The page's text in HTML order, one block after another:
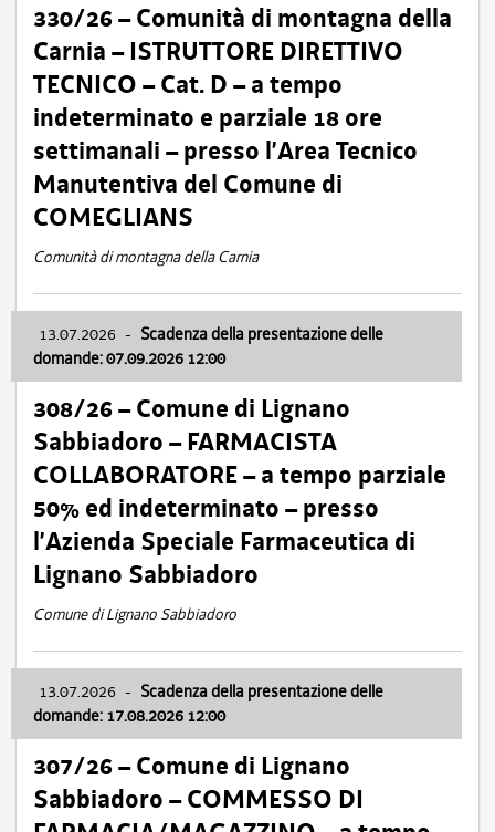
330/26 – Comunità di montagna della
Carnia – ISTRUTTORE DIRETTIVO
TECNICO – Cat. D – a tempo
indeterminato e parziale 18 ore
settimanali – presso l’Area Tecnico
Manutentiva del Comune di
COMEGLIANS
Comunità di montagna della Carnia
13.07.2026 - Scadenza della presentazione delle
domande: 07.09.2026 12:00
308/26 – Comune di Lignano
Sabbiadoro – FARMACISTA
COLLABORATORE – a tempo parziale
50% ed indeterminato – presso
l’Azienda Speciale Farmaceutica di
Lignano Sabbiadoro
Comune di Lignano Sabbiadoro
13.07.2026 - Scadenza della presentazione delle
domande: 17.08.2026 12:00
307/26 – Comune di Lignano
Sabbiadoro – COMMESSO DI